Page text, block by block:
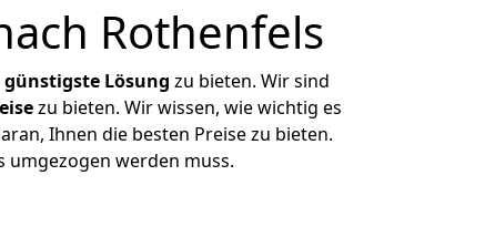
Rothenfels
günstigste Lösung zu bieten. Wir sind
zu bieten. Wir wissen, wie wichtig es
Ihnen die besten Preise zu bieten.
umgezogen werden muss.